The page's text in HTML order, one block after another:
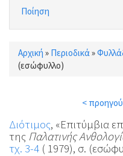
Ποίηση
Είστε εδώ
Αρχική » Περιοδικά »
(εσώφυλλο)
<
Διότιμος, «Επιτύμβια
της Παλατινής
τχ. 3-4 ( 1979), σ.